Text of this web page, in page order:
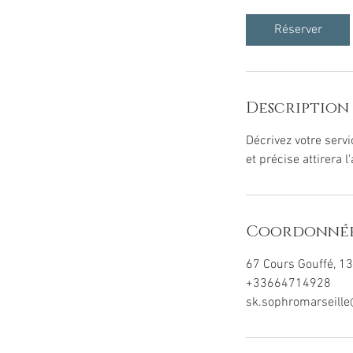
i
n
Réserver
Description
Décrivez votre
et précise attirera
67 Cours Gouffé,
+33664714928